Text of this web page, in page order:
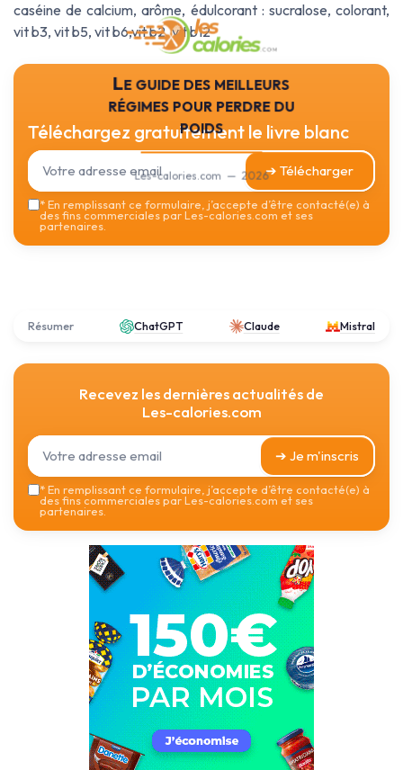
caséine de calcium, arôme, édulcorant : sucralose, colorant,
vit b3, vit b5, vit b6,vit b2, vit b12
Le guide des meilleurs
régimes pour perdre du
poids
Les-calories.com — 2026
Téléchargez gratuitement le livre blanc
➔ Télécharger
*En remplissant ce formulaire, j’accepte d’être contacté(e) à
des fins commerciales par Les-calories.com et ses
partenaires.
Résumer ChatGPT Claude Mistral
Recevez les dernières actualités de
Les-calories.com
➔ Je m'inscris
*En remplissant ce formulaire, j’accepte d’être contacté(e) à
des fins commerciales par Les-calories.com et ses
partenaires.